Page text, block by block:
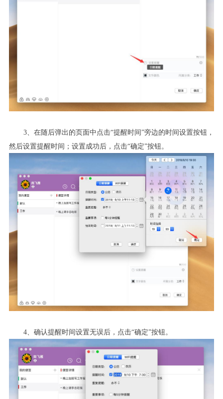
3、在随后弹出的页面中点击“提醒时间”旁边的时间设置按钮，
然后设置提醒时间；设置成功后，点击“确定”按钮。
4、确认提醒时间设置无误后，点击“确定”按钮。